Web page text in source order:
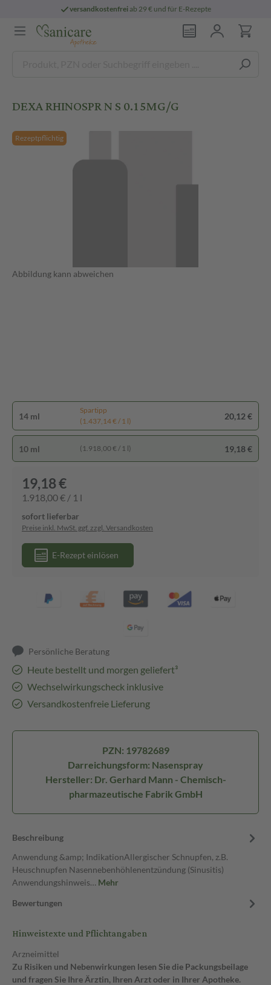
versandkostenfreiab 29 € und für E-Rezepte
DEXA RHINOSPR N S 0.15MG/G
Rezeptpflichtig
Abbildung kann abweichen
14 ml
Spartipp
(1.437,14 € / 1 l)
20,12 €
10 ml (1.918,00 € / 1 l) 19,18 €
19,18 €
1.918,00 € / 1 l
sofort lieferbar
Preise inkl. MwSt. ggf. zzgl. Versandkosten
E-Rezept einlösen
Persönliche Beratung
Heute bestellt und morgen geliefert³
Wechselwirkungscheck inklusive
Versandkostenfreie Lieferung
PZN: 19782689
Darreichungsform: Nasenspray
Hersteller: Dr. Gerhard Mann - Chemisch-
pharmazeutische Fabrik GmbH
Beschreibung
Anwendung &amp; IndikationAllergischer Schnupfen, z.B.
Heuschnupfen Nasennebenhöhlenentzündung (Sinusitis)
Anwendungshinweis… Mehr
Bewertungen
Hinweistexte und Pflichtangaben
Arzneimittel
Zu Risiken und Nebenwirkungen lesen Sie die Packungsbeilage
und fragen Sie Ihre Ärztin, Ihren Arzt oder in Ihrer Apotheke.